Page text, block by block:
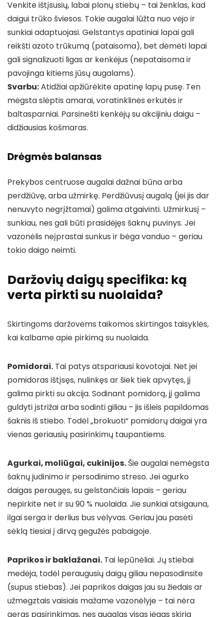
Venkite ištįsusių, labai plonų stiebų – tai ženklas, kad
daigui trūko šviesos. Tokie augalai lūžta nuo vėjo ir
sunkiai adaptuojasi. Gelstantys apatiniai lapai gali
reikšti azoto trūkumą (pataisoma), bet dėmėti lapai
gali signalizuoti ligas ar kenkėjus (nepataisoma ir
pavojinga kitiems jūsų augalams).
Svarbu:Atidžiai apžiūrėkite apatinę lapų pusę. Ten
mėgsta slėptis amarai, voratinklinės erkutės ir
baltasparniai. Parsinešti kenkėjų su akcijiniu daigu –
didžiausias košmaras.
Drėgmės balansas
Prekybos centruose augalai dažnai būna arba
perdžiūvę, arba užmirkę. Perdžiūvusį augalą (jei jis dar
nenuvyto negrįžtamai) galima atgaivinti. Užmirkusį –
sunkiau, nes gali būti prasidėjęs šaknų puvinys. Jei
vazonėlis neįprastai sunkus ir bėga vanduo – geriau
tokio daigo neimti.
Daržovių daigų specifika: ką
verta pirkti su nuolaida?
Skirtingoms daržovėms taikomos skirtingos taisyklės,
kai kalbame apie pirkimą su nuolaida.
Pomidorai. Tai patys atspariausi kovotojai. Net jei
pomidoras ištįsęs, nulinkęs ar šiek tiek apvytęs, jį
galima pirkti su akcija. Sodinant pomidorą, jį galima
guldyti įstrižai arba sodinti giliau – jis išleis papildomas
šaknis iš stiebo. Todėl „brokuoti“ pomidorų daigai yra
vienas geriausių pasirinkimų taupantiems.
Agurkai, moliūgai, cukinijos. Šie augalai nemėgsta
šaknų judinimo ir persodinimo streso. Jei agurko
daigas peraugęs, su gelstančiais lapais – geriau
nepirkite net ir su 90 % nuolaida. Jie sunkiai atsigauna,
ilgai serga ir derlius bus vėlyvas. Geriau jau pasėti
sėklą tiesiai į dirvą gegužės pabaigoje.
Paprikos ir baklažanai. Tai lepūnėliai. Jų stiebai
medėja, todėl peraugusių daigų giliau nepasodinsite
(supus stiebas). Jei paprikos daigas jau su žiedais ar
užmegztais vaisiais mažame vazonėlyje – tai nėra
geras pasirinkimas, nes augalas visas jėgas skiria